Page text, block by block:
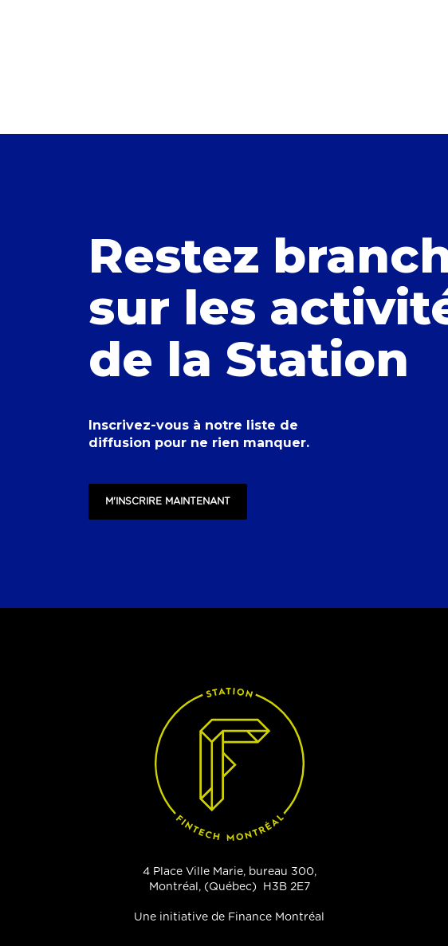
Restez
sur les
de la Station
Inscrivez-vous à notre liste de
diffusion pour ne rien manquer.
M'INSCRIRE MAINTENANT
4 Place Ville Marie, bureau 300,
Montréal, (Québec) H3B 2E7
Une initiative de Finance Montréal